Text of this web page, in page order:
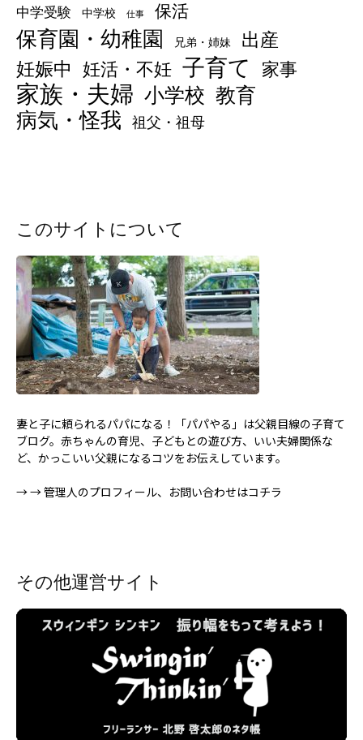
中学受験 中学校 仕事 保活
保育園・幼稚園 兄弟・姉妹 出産
妊娠中 妊活・不妊 子育て 家事
家族・夫婦 小学校 教育
病気・怪我 祖父・祖母
このサイトについて
妻と子に頼られるパパになる！「パパやる」は父親目線の子育て
ブログ。赤ちゃんの育児、子どもとの遊び方、いい夫婦関係な
ど、かっこいい父親になるコツをお伝えしています。
→→ 管理人のプロフィール、お問い合わせはコチラ
その他運営サイト